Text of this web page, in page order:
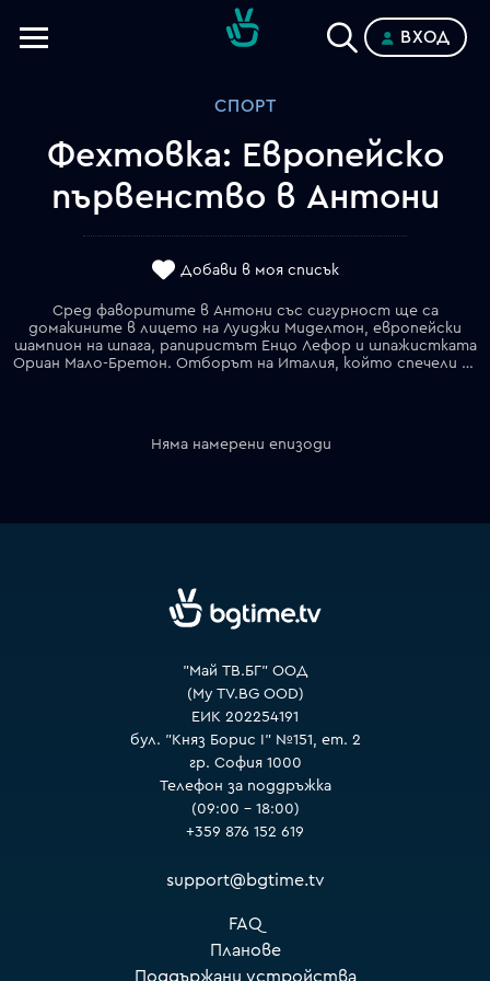
ВХОД
СПОРТ
Фехтовка: Европейско
първенство в Антони
Добави в моя списък
Сред фаворитите в Антони със сигурност ще са
домакините в лицето на Луиджи Миделтон, европейски
шампион на шпага, рапиристът Енцо Лефор и шпажистката
Ориан Мало-Бретон. Отборът на Италия, който спечели класирането по медали на олимпийския турнир в Париж през 2024 също няма да се предаде, а и разполага с изключителна дълбочина и равностойни състезазатели. За отбора на Украйна претендент за златните медали е сабльорката Олга Харлан, а сред българските надежди за добро класиране е женският ни отбор на сабя воден от чудесната Йоана Илиева и изгряващата звезда Вероника Василева.
Няма намерени епизоди
"Май ТВ.БГ" ООД
(My TV.BG OOD)
ЕИК 202254191
бул. "Княз Борис I" №151, ет. 2
гр. София 1000
Телефон за поддръжка
(09:00 – 18:00)
+359 876 152 619
support@bgtime.tv
FAQ
Планове
Поддържани устройства